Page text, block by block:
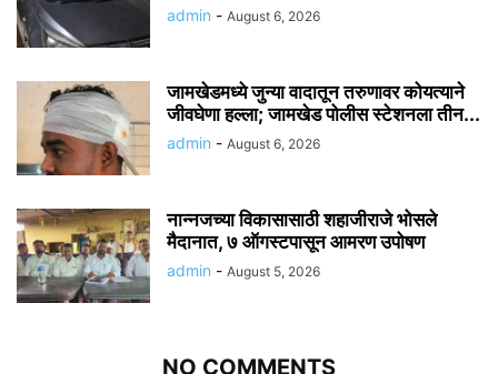
admin - August 6, 2026
जामखेडमध्ये जुन्या वादातून तरुणावर कोयत्याने
जीवघेणा हल्ला; जामखेड पोलीस स्टेशनला तीन...
admin - August 6, 2026
नान्नजच्या विकासासाठी शहाजीराजे भोसले
मैदानात, ७ ऑगस्टपासून आमरण उपोषण
admin - August 5, 2026
NO COMMENTS